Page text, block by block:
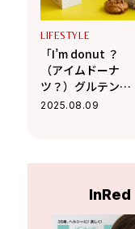
LIFESTYLE
「I’m donut ？
（アイムドーナ
ツ？）グルテンフ
リー」が渋谷にオ
そのまま【取材レ
2025.08.09
InRed